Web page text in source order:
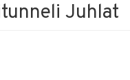
Juhlat